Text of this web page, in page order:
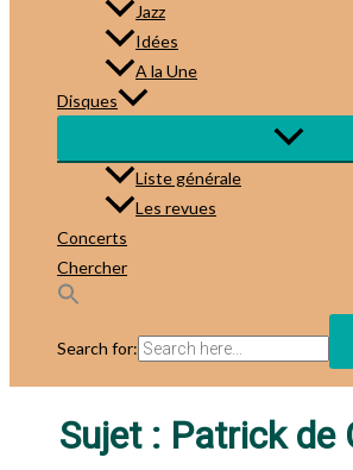
Jazz
Idées
A la Une
Disques
Liste générale
Les revues
Concerts
Chercher
Search for:
Sujet : Patrick de